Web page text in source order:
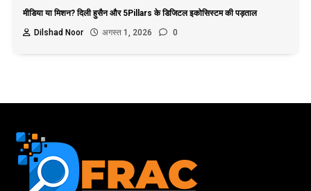
मीडिया या मिशन? दिली हुसैन और 5Pillars के डिजिटल इकोसिस्टम की पड़ताल
Dilshad Noor
अगस्त 1, 2026 0